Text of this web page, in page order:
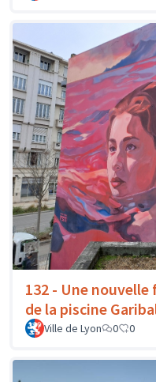
132 - Une
de la piscine
Ville de Lyon 0 0